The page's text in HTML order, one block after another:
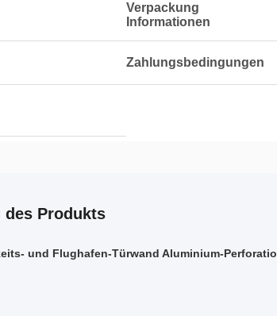
Verpackung
Informationen
Zahlungsbedingungen
des Produkts
und Flughafen-Türwand Aluminium-